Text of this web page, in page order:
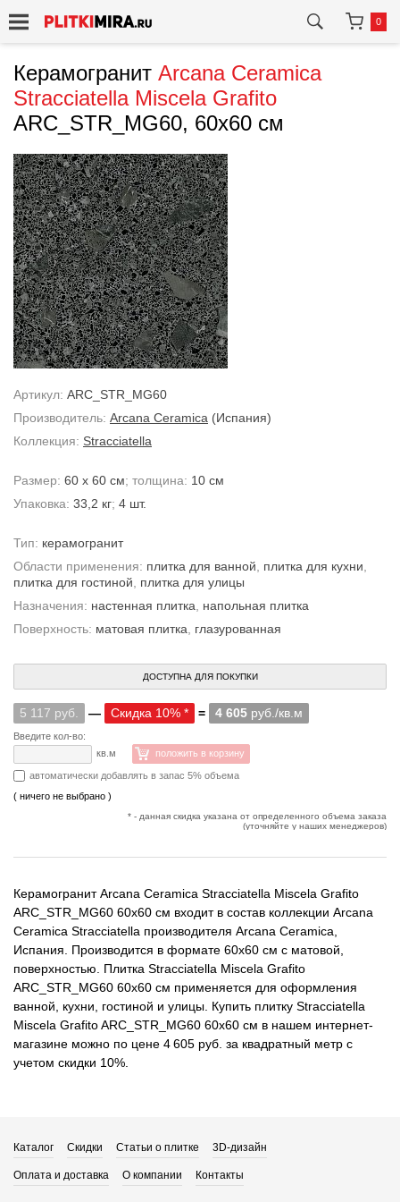
0
Керамогранит Arcana Ceramica
Stracciatella Miscela Grafito
ARC_STR_MG60, 60x60 см
Артикул: ARC_STR_MG60
Производитель: Arcana Ceramica (Испания)
Коллекция: Stracciatella
Размер: 60 x 60 см; толщина: 10 см
Упаковка: 33,2 кг; 4 шт.
Тип: керамогранит
Области применения: плитка для ванной плитка для кухни
плитка для гостиной
плитка для улицы
Назначения: настенная плитка
напольная плитка
Поверхность: матовая плитка глазурованная
ДОСТУПНА ДЛЯ ПОКУПКИ
5 117 руб. — Скидка 10% * = 4 605 руб./кв.м
Введите кол-во:
кв.м
положить в корзину
автоматически добавлять в запас 5% объема
( ничего не выбрано )
* - данная скидка указана от определенного объема заказа
(уточняйте у наших менеджеров)
Керамогранит Arcana Ceramica Stracciatella Miscela Grafito
ARC_STR_MG60 60x60 см входит в состав коллекции Arcana
Ceramica Stracciatella производителя Arcana Ceramica,
Испания. Производится в формате 60x60 см с матовой,
поверхностью. Плитка Stracciatella Miscela Grafito
ARC_STR_MG60 60x60 см применяется для оформления
ванной, кухни, гостиной и улицы. Купить плитку Stracciatella
Miscela Grafito ARC_STR_MG60 60x60 см в нашем интернет-
магазине можно по цене 4 605 руб. за квадратный метр с
учетом скидки 10%.
Каталог Скидки Статьи о плитке 3D-дизайн
Оплата и доставка О компании Контакты